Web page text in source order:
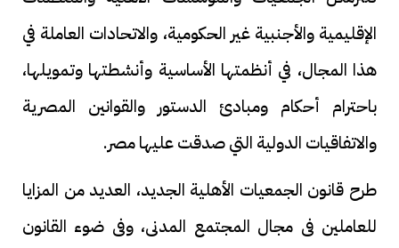
الإقليمية والأجنبية غير الحكومية، والاتحادات العاملة في
هذا المجال، في أنظمتها الأساسية وأنشطتها وتمويلها،
باحترام أحكام ومبادئ الدستور والقوانين المصرية
والاتفاقيات الدولية التي صدقت عليها مصر.
طرح قانون الجمعيات الأهلية الجديد، العديد من المزايا
للعاملين فى مجال المجتمع المدنى، وفى ضوء القانون